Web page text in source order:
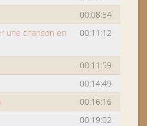
00:08:54
une chanson en
00:11:12
00:11:59
00:14:49
00:16:16
00:19:02